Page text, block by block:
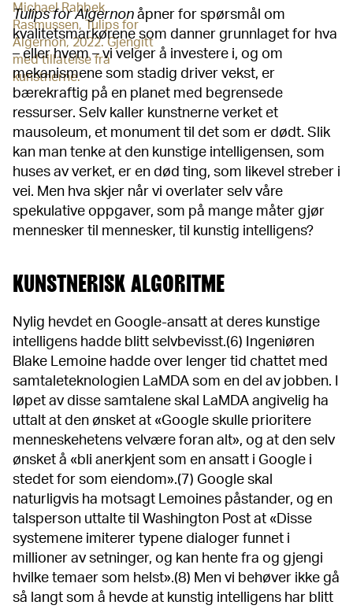
Michael Rahbek
Rasmussen, Tulips for
Algernon, 2022. Gjengitt
med tillatelse fra
kunstnerne.
Tulips for Algernon åpner for spørsmål om
kvalitetsmarkørene som danner grunnlaget for hva
– eller hvem – vi velger å investere i, og om
mekanismene som stadig driver vekst, er
bærekraftig på en planet med begrensede
ressurser. Selv kaller kunstnerne verket et
mausoleum, et monument til det som er dødt. Slik
kan man tenke at den kunstige intelligensen, som
huses av verket, er en død ting, som likevel streber i
vei. Men hva skjer når vi overlater selv våre
spekulative oppgaver, som på mange måter gjør
mennesker til mennesker, til kunstig intelligens?
KUNSTNERISK ALGORITME
Nylig hevdet en Google-ansatt at deres kunstige
intelligens hadde blitt selvbevisst.(6) Ingeniøren
Blake Lemoine hadde over lenger tid chattet med
samtaleteknologien LaMDA som en del av jobben. I
løpet av disse samtalene skal LaMDA angivelig ha
uttalt at den ønsket at «Google skulle prioritere
menneskehetens velvære foran alt», og at den selv
ønsket å «bli anerkjent som en ansatt i Google i
stedet for som eiendom».(7) Google skal
naturligvis ha motsagt Lemoines påstander, og en
talsperson uttalte til Washington Post at «Disse
systemene imiterer typene dialoger funnet i
millioner av setninger, og kan hente fra og gjengi
hvilke temaer som helst».(8) Men vi behøver ikke gå
så langt som å hevde at kunstig intelligens har blitt